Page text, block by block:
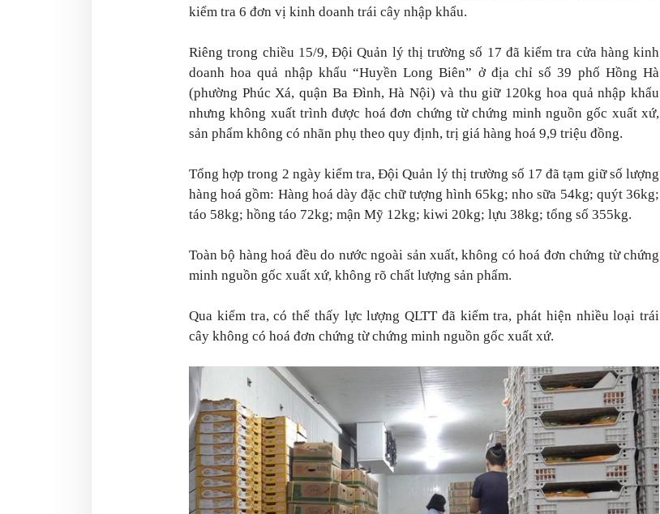
kiểm tra 6 đơn vị kinh doanh trái cây nhập khẩu.
Riêng trong chiều 15/9, Đội Quản lý thị trường số 17 đã kiểm tra cửa hàng kinh
doanh hoa quả nhập khẩu “Huyền Long Biên” ở địa chỉ số 39 phố Hồng Hà
(phường Phúc Xá, quận Ba Đình, Hà Nội) và thu giữ 120kg hoa quả nhập khẩu
nhưng không xuất trình được hoá đơn chứng từ chứng minh nguồn gốc xuất xứ,
sản phẩm không có nhãn phụ theo quy định, trị giá hàng hoá 9,9 triệu đồng.
Tổng hợp trong 2 ngày kiểm tra, Đội Quản lý thị trường số 17 đã tạm giữ số lượng
hàng hoá gồm: Hàng hoá dày đặc chữ tượng hình 65kg; nho sữa 54kg; quýt 36kg;
táo 58kg; hồng táo 72kg; mận Mỹ 12kg; kiwi 20kg; lựu 38kg; tổng số 355kg.
Toàn bộ hàng hoá đều do nước ngoài sản xuất, không có hoá đơn chứng từ chứng
minh nguồn gốc xuất xứ, không rõ chất lượng sản phẩm.
Qua kiểm tra, có thể thấy lực lượng QLTT đã kiểm tra, phát hiện nhiều loại trái
cây không có hoá đơn chứng từ chứng minh nguồn gốc xuất xứ.